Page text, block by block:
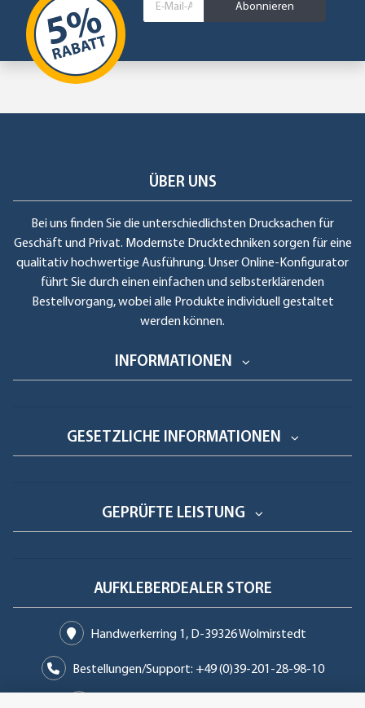
Abonnieren
ÜBER UNS
Bei uns finden Sie die unterschiedlichsten Drucksachen für
Geschäft und Privat. Modernste Drucktechniken sorgen für eine
qualitativ hochwertige Ausführung. Unser Online-Konfigurator
führt Sie durch einen einfachen und selbsterklärenden
Bestellvorgang, wobei alle Produkte individuell gestaltet
werden können.
INFORMATIONEN
GESETZLICHE INFORMATIONEN
GEPRÜFTE LEISTUNG
AUFKLEBERDEALER STORE
Handwerkerring 1, D-39326 Wolmirstedt
Bestellungen/Support: +49 (0)39-201-28-98-10